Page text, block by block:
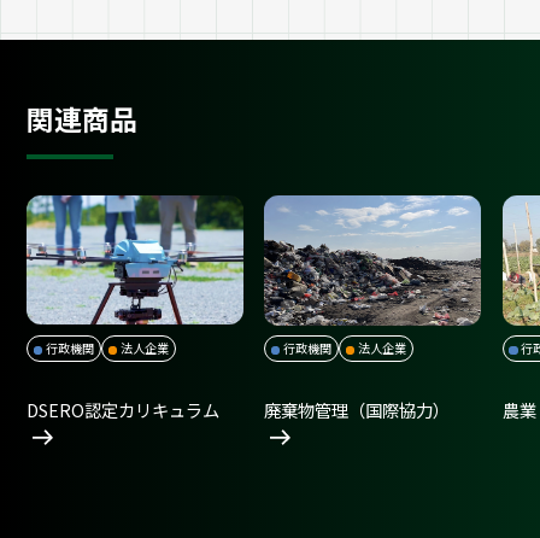
関連商品
行政機関 法人企業
DSERO認定カリキュラム
行政機関 法人企業
廃棄物管理（国際協力）
行
農